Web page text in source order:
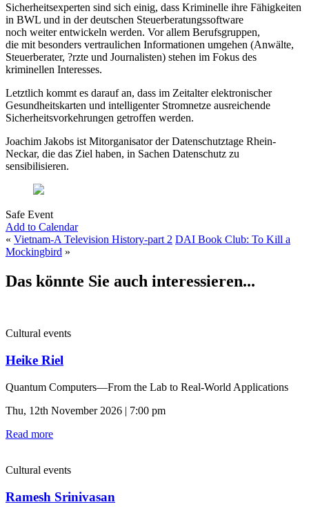
Sicherheitsexperten sind sich einig, dass Kriminelle ihre Fähigkeiten
in BWL und in der deutschen Steuerberatungssoftware
noch weiter entwickeln werden. Vor allem Berufsgruppen,
die mit besonders vertraulichen Informationen umgehen (Anwälte,
Steuerberater, ?rzte und Journalisten) stehen im Fokus des
kriminellen Interesses.
Letztlich kommt es darauf an, dass im Zeitalter elektronischer
Gesundheitskarten und intelligenter Stromnetze ausreichende
Sicherheitsvorkehrungen getroffen werden.
Joachim Jakobs ist Mitorganisator der Datenschutztage Rhein-
Neckar, die das Ziel haben, in Sachen Datenschutz zu
sensibilisieren.
Safe Event
Add to Calendar
« Vietnam-A Television History-part 2 DAI Book Club: To Kill a
Mockingbird »
Das könnte Sie auch interessieren...
Cultural events
Heike Riel
Quantum Computers—From the Lab to Real-World Applications
Thu, 12th November 2026 | 7:00 pm
Read more
Cultural events
Ramesh Srinivasan